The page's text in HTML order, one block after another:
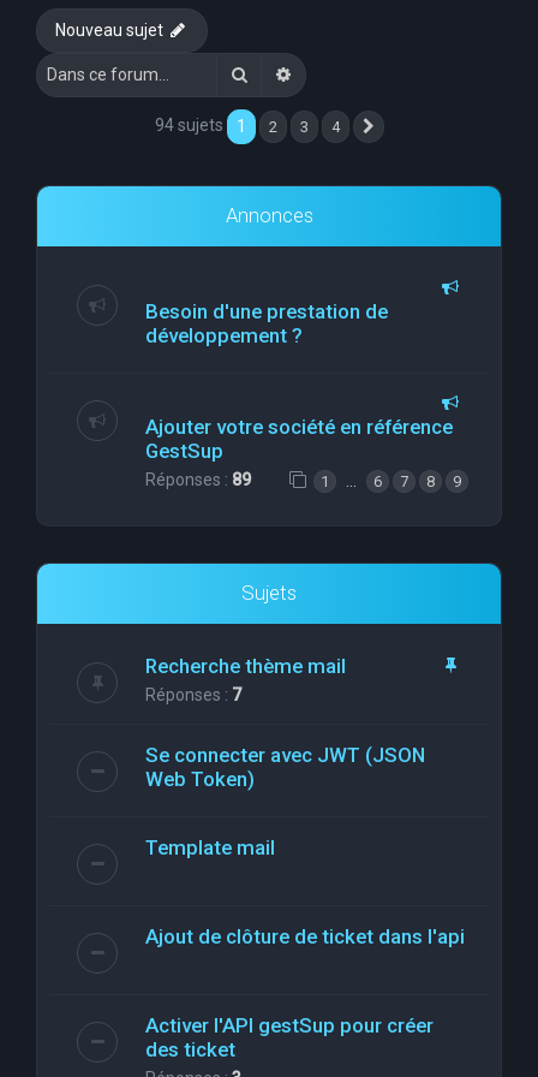
Nouveau sujet
RechercherRecherche avancée
94 sujets 1 2 3 4
Annonces
Besoin d'une prestation de
développement ?
Ajouter votre société en référence
GestSup
Réponses : 89 1 6 7 8 9
Sujets
Recherche thème mail
Réponses : 7
Se connecter avec JWT (JSON
Web Token)
Template mail
Ajout de clôture de ticket dans l'api
Activer l'API gestSup pour créer
des ticket